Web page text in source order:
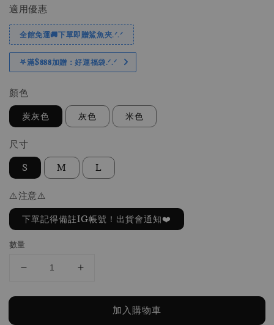
適用優惠
全館免運🚚下單即贈鯊魚夾.ᐟ.ᐟ
𖤐滿$𝟖𝟖𝟖加贈：好運福袋.ᐟ‪.ᐟ
顏色
炭灰色 灰色 米色
尺寸
S M L
⚠️注意⚠️
下單記得備註IG帳號！出貨會通知❤️
數量
加入購物車